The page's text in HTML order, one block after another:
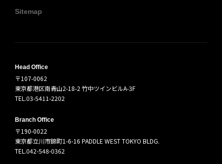
Sitemap
Head Office
〒107-0062
東京都港区南青山2-18-2 竹中ツインビルA-3F
TEL.03-5411-2202
Branch Office
〒190-0022
東京都立川市錦町1-6-16 PADDLE WEST TOKYO BLDG.
TEL.042-548-0362